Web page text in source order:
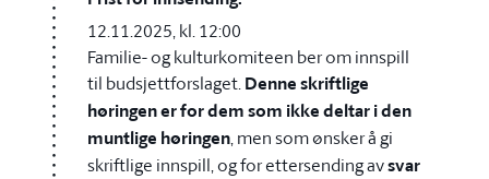
12.11.2025, kl. 12:00
Familie- og kulturkomiteen ber om innspill
til budsjettforslaget.Denne skriftlige
høringen er for dem som ikke deltar i den
muntlige høringen, men som ønsker å gi
skriftlige innspill, og for ettersending avsvar